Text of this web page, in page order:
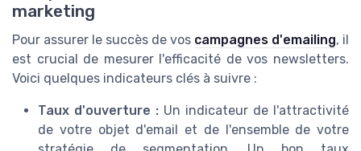
marketing
Pour assurer le succès de vos campagnes d'emailing, il
est crucial de mesurer l'efficacité de vos newsletters.
Voici quelques indicateurs clés à suivre :
Taux d'ouverture : Un indicateur de l'attractivité
de votre objet d'email et de l'ensemble de votre